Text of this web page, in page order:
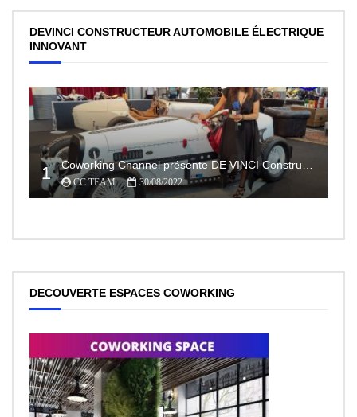
DEVINCI CONSTRUCTEUR AUTOMOBILE ÉLECTRIQUE
INNOVANT
1 CC TEAM 30/08/2022
DECOUVERTE ESPACES COWORKING